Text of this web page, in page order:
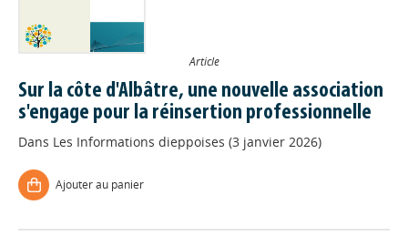
Article
Sur la côte d'Albâtre, une nouvelle association
s'engage pour la réinsertion professionnelle
Dans Les Informations dieppoises (3 janvier 2026)
Ajouter au panier